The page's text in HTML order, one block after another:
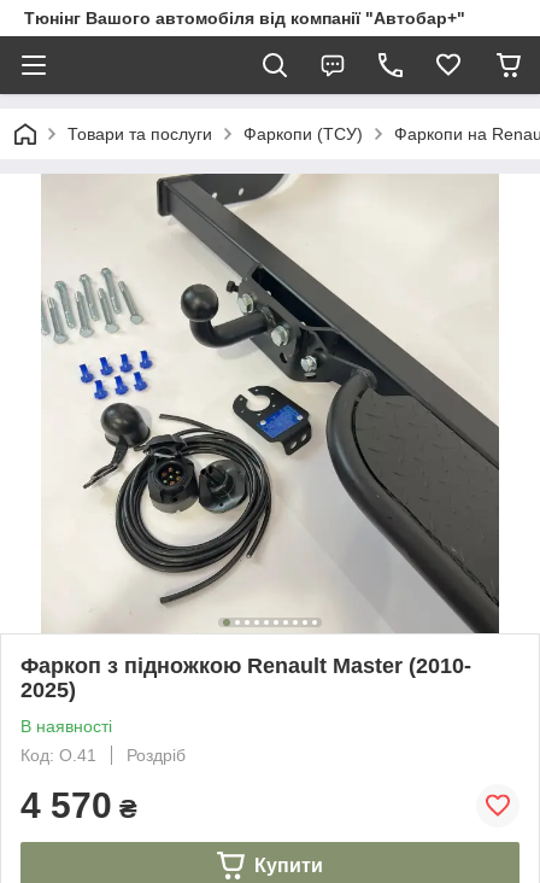
Тюнінг Вашого автомобіля від компанії "Автобар+"
Товари та послуги Фаркопи (ТСУ) Фаркопи на
Фаркоп з підножкою Renault Master (2010-
2025)
В наявності
Код: О.41
Роздріб
4 570 ₴
Купити